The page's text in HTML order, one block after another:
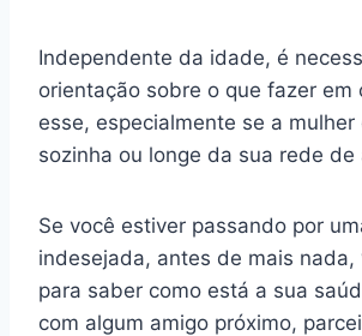
Independente da idade, é
orientação sobre o que fazer em
esse, especialmente se a mulher
sozinha ou longe da sua rede de
Se você estiver passando por
indesejada, antes de mais nada,
para saber como está a sua
com algum amigo próximo,